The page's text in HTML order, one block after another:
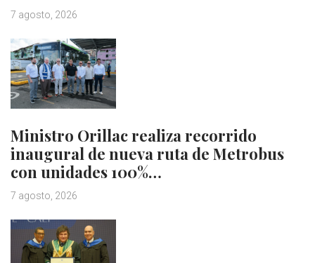
7 agosto, 2026
Ministro Orillac realiza recorrido
inaugural de nueva ruta de Metrobus
con unidades 100%…
7 agosto, 2026